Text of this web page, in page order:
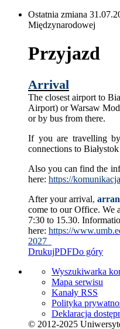
Ostatnia zmiana
Międzynarodowej
Przyjazd
Arrival
The closest airport to
Airport) or Warsaw
or by bus from there.
If you are travelling
connections to Białystok
Also you can find the
here: https://
After your arrival,
come to our Office. We
7:30 to 15.30.
here: https://
2027_
DrukujPDFDo góry
Wyszukiwarka
Mapa serwisu
Kanały RSS
Polityka
Deklaracja
© 2012-2025